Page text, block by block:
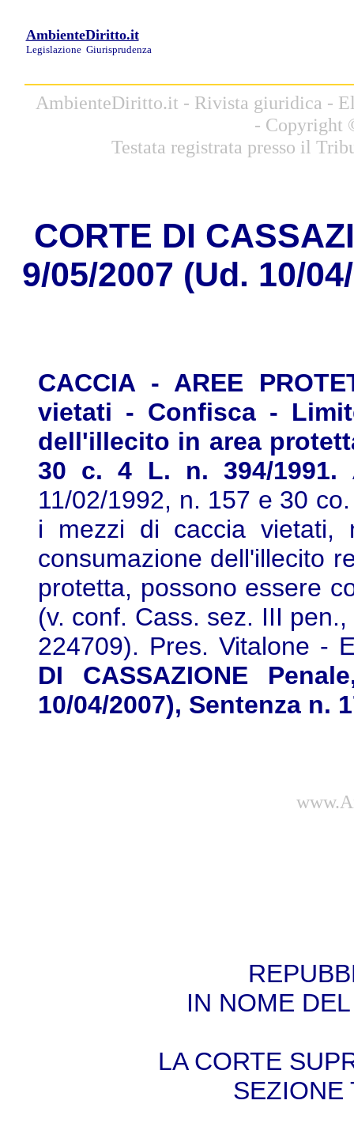
AmbienteDiritto.it
Legislazione Giurisprudenza
AmbienteDiritto.it - Rivista giuridica -
- Copyright
Testata registrata presso il
CORTE DI
9/05/2007 (Ud. 10/
CACCIA - AREE
vietati - Confisca -
dell'illecito in area
30 c. 4 L. n. 394/1991.
11/02/1992, n. 157 e 30
i mezzi di caccia vietati,
consumazione dell'illecito
protetta, possono essere
(v. conf. Cass. sez. III
224709). Pres. Vitalone -
DI CASSAZIONE
10/04/2007), Sentenza n.
IN NOME
LA CORTE
SEZIONE